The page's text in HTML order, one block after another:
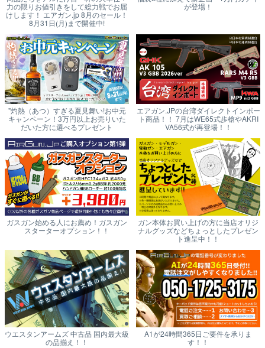
力の限りお値引きをして総力戦でお届
けします！ エアガン.jp 8月のセール！
8月31日(月)まで開催中!
が登場！
"灼熱（あつ）すぎる夏見舞い!お中元
キャンペーン！3万円以上お売りいた
だいた方に選べるプレゼント
エアガン.JPの台湾ダイレクトインポー
ト商品！！ 7月はWE65式歩槍やAKRI
VA56式が再登場！！
ガスガン始める人にお薦め！ガスガン
スターターオプション！！
ガン本体お買い上げの方に当店オリジ
ナルグッズなどちょっとしたプレゼン
ト進呈中！！
ウエスタンアームズ 中古品 国内最大級
の品揃え！！
A1が24時間365日ご要件を承りま
す！！